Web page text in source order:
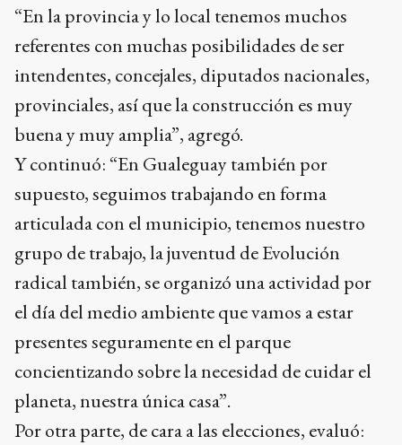
“En la provincia y lo local tenemos muchos
referentes con muchas posibilidades de ser
intendentes, concejales, diputados nacionales,
provinciales, así que la construcción es muy
buena y muy amplia”, agregó.
Y continuó: “En Gualeguay también por
supuesto, seguimos trabajando en forma
articulada con el municipio, tenemos nuestro
grupo de trabajo, la juventud de Evolución
radical también, se organizó una actividad por
el día del medio ambiente que vamos a estar
presentes seguramente en el parque
concientizando sobre la necesidad de cuidar el
planeta, nuestra única casa”.
Por otra parte, de cara a las elecciones, evaluó: